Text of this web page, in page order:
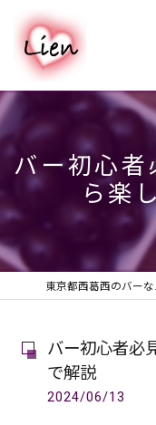
バー初心
ら楽
東京都
バー初心者必
で解説
2024/06/13